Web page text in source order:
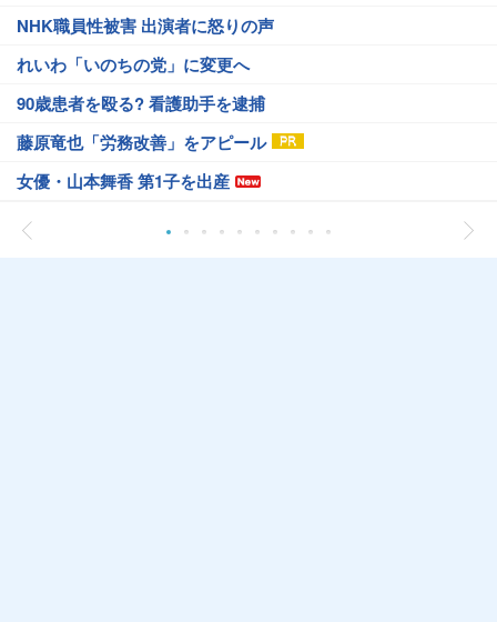
NHK職員性被害 出演者に怒りの声
れいわ「いのちの党」に変更へ
90歳患者を殴る? 看護助手を逮捕
藤原竜也「労務改善」をアピール
女優・山本舞香 第1子を出産